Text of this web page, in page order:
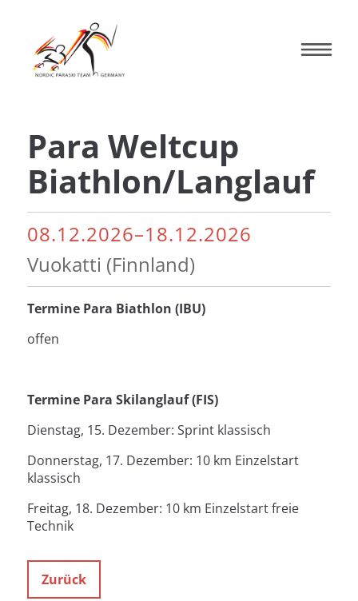
Para Weltcup
Biathlon/Langlauf
08.12.2026–18.12.2026
Vuokatti (Finnland)
Termine Para Biathlon (IBU)
offen
Termine Para Skilanglauf (FIS)
Dienstag, 15. Dezember: Sprint klassisch
Donnerstag, 17. Dezember: 10 km Einzelstart
klassisch
Freitag, 18. Dezember: 10 km Einzelstart freie
Technik
Zurück